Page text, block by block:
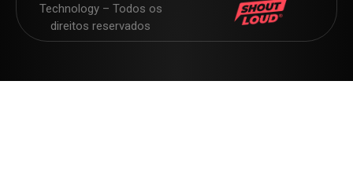
Technology – Todos os
direitos reservados